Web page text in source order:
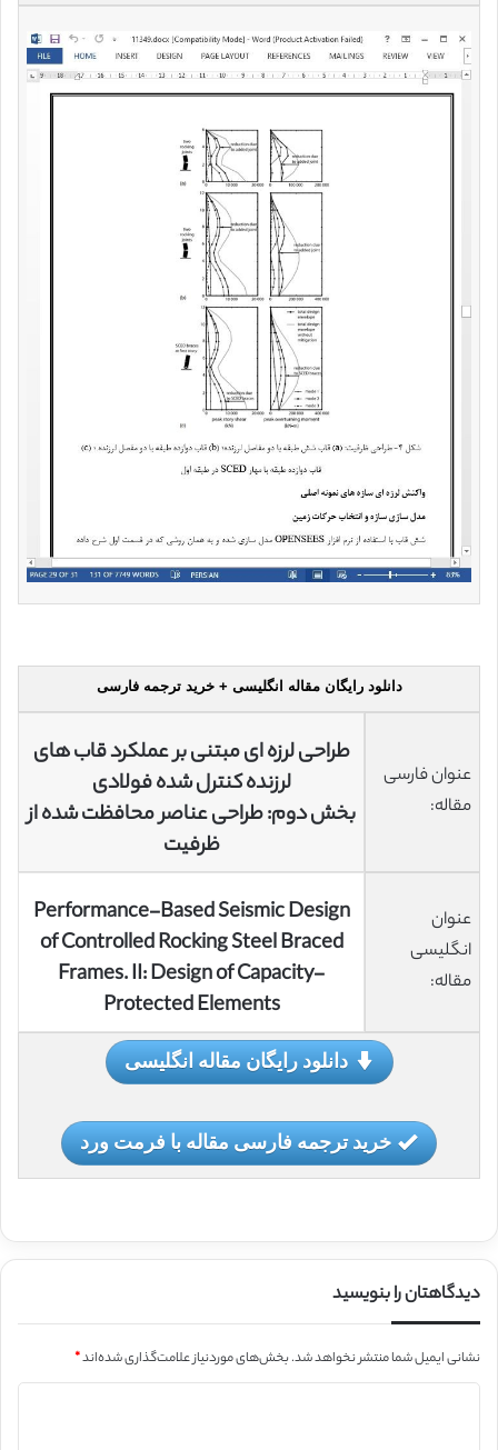
دانلود رایگان مقاله انگلیسی + خرید ترجمه فارسی
عنوان فارسی
مقاله:
طراحی لرزه ای مبتنی بر عملکرد قاب های
لرزنده کنترل شده فولادی
بخش دوم: طراحی عناصر محافظت شده از
ظرفیت
عنوان
انگلیسی
مقاله:
Performance-Based Seismic Design
of Controlled Rocking Steel Braced
Frames. II: Design of Capacity-
Protected Elements
دانلود رایگان مقاله انگلیسی
خرید ترجمه فارسی مقاله با فرمت ورد
دیدگاهتان را بنویسید
نشانی ایمیل شما منتشر نخواهد شد.بخش‌های موردنیاز علامت‌گذاری شده‌اند*